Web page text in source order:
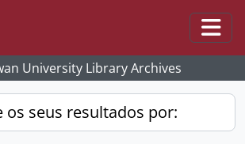
University Library Archives
os seus resultados por: